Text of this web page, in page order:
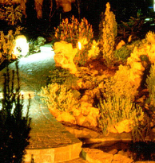
Rendering Giardino #02
Arredo Esterni Giardini